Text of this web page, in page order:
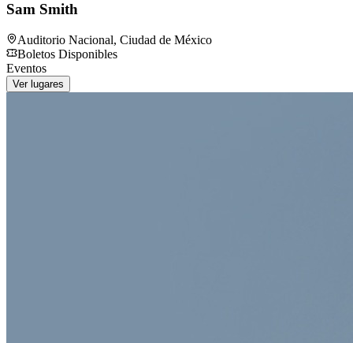
Sam Smith
Auditorio Nacional, Ciudad de México
Boletos Disponibles
Eventos
Ver lugares